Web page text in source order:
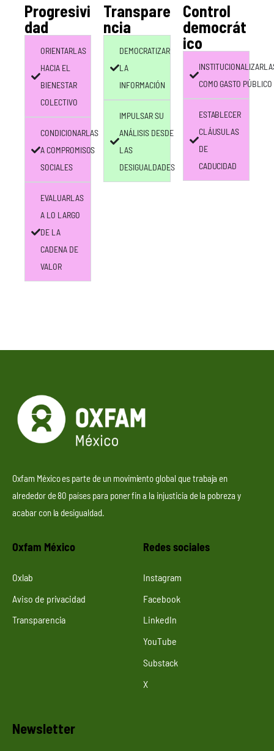
Progresivi
dad
ORIENTARLAS
HACIA EL
BIENESTAR
COLECTIVO
CONDICIONARLAS
A COMPROMISOS
SOCIALES
EVALUARLAS
A LO LARGO
DE LA
CADENA DE
VALOR
Transpare
ncia
DEMOCRATIZAR
LA
INFORMACIÓN
IMPULSAR SU
ANÁLISIS DESDE
LAS
DESIGUALDADES
Control
democrát
ico
COMO GASTO PÚBLICO
ESTABLECER
CLÁUSULAS
DE
CADUCIDAD
Oxfam México es parte de un movimiento global que trabaja en
alrededor de 80 países para poner fin a la injusticia de la pobreza y
acabar con la desigualdad.
Oxfam México
Oxlab
Aviso de privacidad
Transparencia
Redes sociales
Instagram
Facebook
LinkedIn
YouTube
Substack
X
Newsletter